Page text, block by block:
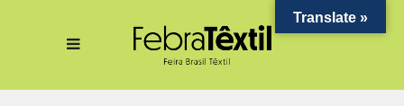
Translate »